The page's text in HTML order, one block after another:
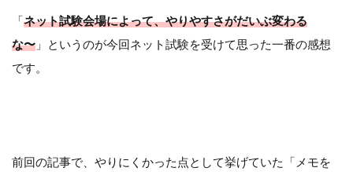
「ネット試験会場によって、やりやすさがだいぶ変わる
な〜 」というのが今回ネット試験を受けて思った一番の感想
です。
前回の記事で、やりにくかった点として挙げていた「メモを